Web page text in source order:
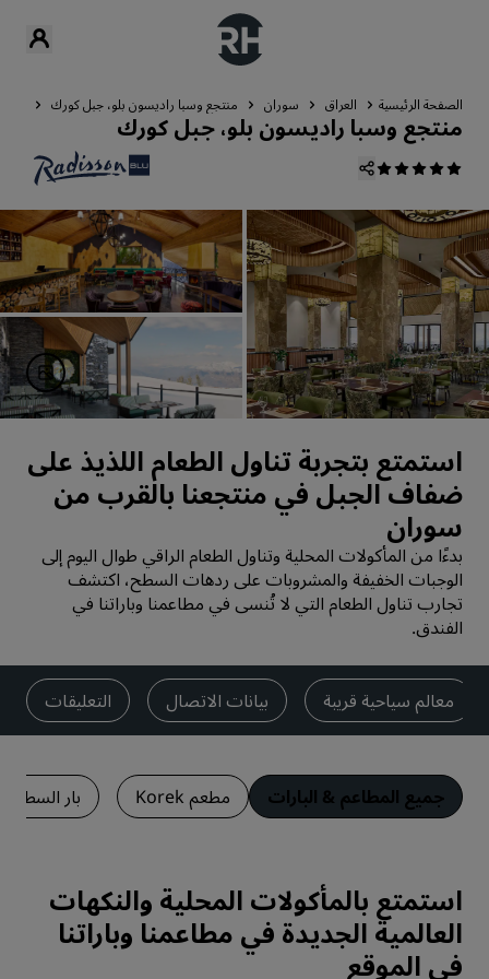
الصفحة الرئيسية العراق سوران منتجع وسبا راديسون بلو، جبل كورك
منتجع وسبا راديسون بلو، جبل كورك
استمتع بتجربة تناول الطعام اللذيذ على
ضفاف الجبل في منتجعنا بالقرب من
سوران
بدءًا من المأكولات المحلية وتناول الطعام الراقي طوال اليوم إلى
الوجبات الخفيفة والمشروبات على ردهات السطح، اكتشف
تجارب تناول الطعام التي لا تُنسى في مطاعمنا وباراتنا في
الفندق.
معالم سياحية قريبة بيانات الاتصال التعليقات
جميع المطاعم & البارات مطعم Korek بار السطح
استمتع بالمأكولات المحلية والنكهات
العالمية الجديدة في مطاعمنا وباراتنا
في الموقع